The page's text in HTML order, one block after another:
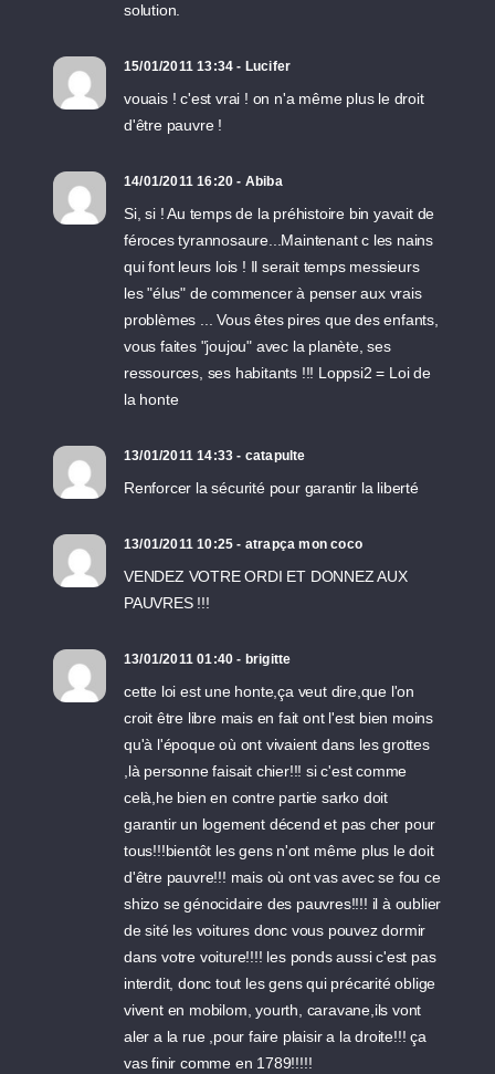
solution.
15/01/2011 13:34 - Lucifer
vouais ! c'est vrai ! on n'a même plus le droit
d'être pauvre !
14/01/2011 16:20 - Abiba
Si, si ! Au temps de la préhistoire bin yavait de
féroces tyrannosaure...Maintenant c les nains
qui font leurs lois ! Il serait temps messieurs
les "élus" de commencer à penser aux vrais
problèmes ... Vous êtes pires que des enfants,
vous faites "joujou" avec la planète, ses
ressources, ses habitants !!! Loppsi2 = Loi de
la honte
13/01/2011 14:33 - catapulte
Renforcer la sécurité pour garantir la liberté
13/01/2011 10:25 - atrapça mon coco
VENDEZ VOTRE ORDI ET DONNEZ AUX
PAUVRES !!!
13/01/2011 01:40 - brigitte
cette loi est une honte,ça veut dire,que l'on
croit être libre mais en fait ont l'est bien moins
qu'à l'époque où ont vivaient dans les grottes
,là personne faisait chier!!! si c'est comme
celà,he bien en contre partie sarko doit
garantir un logement décend et pas cher pour
tous!!!bientôt les gens n'ont même plus le doit
d'être pauvre!!! mais où ont vas avec se fou ce
shizo se génocidaire des pauvres!!!! il à oublier
de sité les voitures donc vous pouvez dormir
dans votre voiture!!!! les ponds aussi c'est pas
interdit, donc tout les gens qui précarité oblige
vivent en mobilom, yourth, caravane,ils vont
aler a la rue ,pour faire plaisir a la droite!!! ça
vas finir comme en 1789!!!!!